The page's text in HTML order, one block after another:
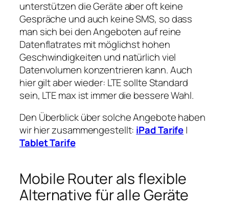
unterstützen die Geräte aber oft keine
Gespräche und auch keine SMS, so dass
man sich bei den Angeboten auf reine
Datenflatrates mit möglichst hohen
Geschwindigkeiten und natürlich viel
Datenvolumen konzentrieren kann. Auch
hier gilt aber wieder: LTE sollte Standard
sein, LTE max ist immer die bessere Wahl.
Den Überblick über solche Angebote haben
wir hier zusammengestellt: iPad Tarife|
Tablet Tarife
Mobile Router als flexible
Alternative für alle Geräte